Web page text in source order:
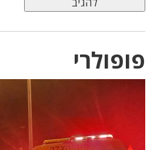
פופולרי